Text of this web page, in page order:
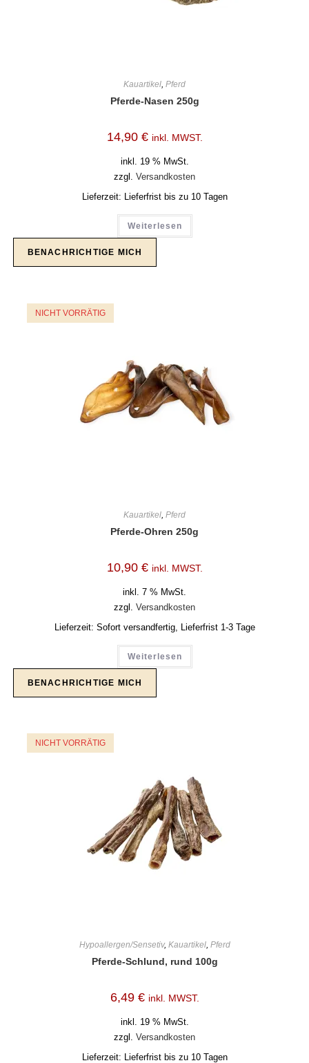
Kauartikel, Pferd
Pferde-Nasen 250g
14,90 € inkl. MWST.
inkl. 19 % MwSt.
zzgl. Versandkosten
Lieferzeit: Lieferfrist bis zu 10 Tagen
Weiterlesen
NICHT VORRÄTIG
Kauartikel Pferd
Pferde-Ohren 250g
10,90 € inkl. MWST.
inkl. 7 % MwSt.
zzgl. Versandkosten
Lieferzeit: Sofort versandfertig, Lieferfrist 1-3 Tage
Weiterlesen
NICHT VORRÄTIG
Hypoallergen/Sensetiv, Kauartikel, Pferd
Pferde-Schlund, rund 100g
6,49 € inkl. MWST.
inkl. 19 % MwSt.
zzgl. Versandkosten
Lieferzeit: Lieferfrist bis zu 10 Tagen